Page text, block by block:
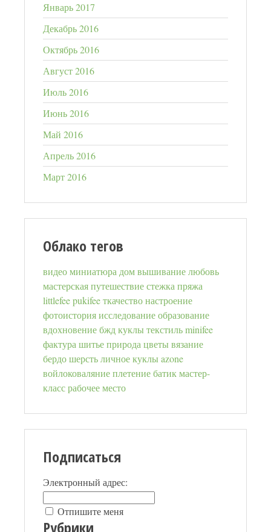
Январь 2017
Декабрь 2016
Октябрь 2016
Август 2016
Июль 2016
Июнь 2016
Май 2016
Апрель 2016
Март 2016
Облако тегов
видеоминиатюра домвышиваниелюбовь
мастерскаяпутешествиестежка пряжа
littlefeepukifeeткачествонастроение
фотоисторияисследованиеобразование
вдохновениебжд куклы текстильminifee
фактура шитьеприрода цветы вязание
бердошерстьличноекуклы azone
войлоковаляниеплетениебатикмастер-
классрабочее место
Подписаться
Электронный адрес:
Отпишите меня
Рубрики